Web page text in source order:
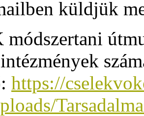
küldjük
https://